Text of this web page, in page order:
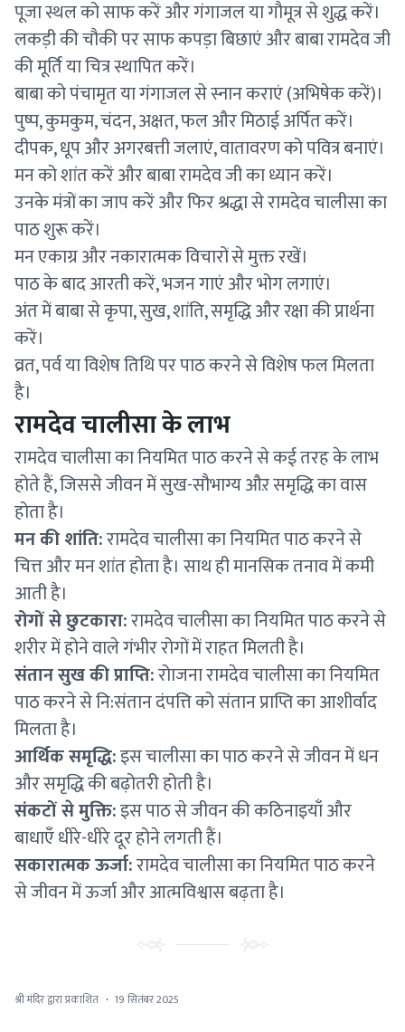
पूजा स्थल को साफ करें और गंगाजल या गौमूत्र से शुद्ध करें।
लकड़ी की चौकी पर साफ कपड़ा बिछाएं और बाबा रामदेव जी
की मूर्ति या चित्र स्थापित करें।
बाबा को पंचामृत या गंगाजल से स्नान कराएं (अभिषेक करें)।
पुष्प, कुमकुम, चंदन, अक्षत, फल और मिठाई अर्पित करें।
दीपक, धूप और अगरबत्ती जलाएं, वातावरण को पवित्र बनाएं।
मन को शांत करें और बाबा रामदेव जी का ध्यान करें।
उनके मंत्रों का जाप करें और फिर श्रद्धा से रामदेव चालीसा का
पाठ शुरू करें।
मन एकाग्र और नकारात्मक विचारों से मुक्त रखें।
पाठ के बाद आरती करें, भजन गाएं और भोग लगाएं।
अंत में बाबा से कृपा, सुख, शांति, समृद्धि और रक्षा की प्रार्थना
करें।
व्रत, पर्व या विशेष तिथि पर पाठ करने से विशेष फल मिलता
है।
रामदेव चालीसा के लाभ
रामदेव चालीसा का नियमित पाठ करने से कई तरह के लाभ
होते हैं, जिससे जीवन में सुख-सौभाग्य औऱ समृद्धि का वास
होता है।
मन की शांति:रामदेव चालीसा का नियमित पाठ करने से
चित्त और मन शांत होता है। साथ ही मानसिक तनाव में कमी
आती है।
रोगों से छुटकारा:रामदेव चालीसा का नियमित पाठ करने से
शरीर में होने वाले गंभीर रोगों में राहत मिलती है।
संतान सुख की प्राप्ति:रोाजना रामदेव चालीसा का नियमित
पाठ करने से नि:संतान दंपत्ति को संतान प्राप्ति का आशीर्वाद
मिलता है।
आर्थिक समृद्धि:इस चालीसा का पाठ करने से जीवन में धन
और समृद्धि की बढ़ोतरी होती है।
संकटों से मुक्ति:इस पाठ से जीवन की कठिनाइयाँ और
बाधाएँ धीरे-धीरे दूर होने लगती हैं।
सकारात्मक ऊर्जा:रामदेव चालीसा का नियमित पाठ करने
से जीवन में ऊर्जा और आत्मविश्वास बढ़ता है।
श्री मंदिर द्वारा प्रकाशित · 19 सितंबर 2025